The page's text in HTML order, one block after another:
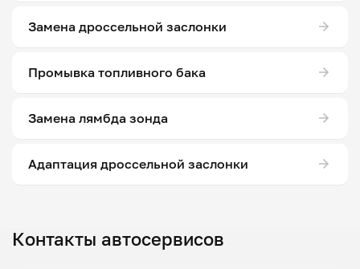
Замена дроссельной заслонки
Промывка топливного бака
Замена лямбда зонда
Адаптация дроссельной заслонки
Контакты автосервисов